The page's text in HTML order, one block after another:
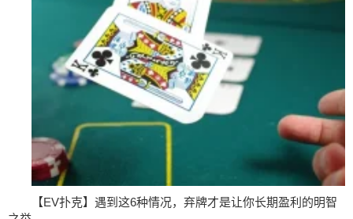
【EV扑克】遇到这6种情况，弃牌才是让你长期盈利的明智